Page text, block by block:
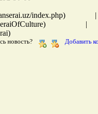
новость? Добавить